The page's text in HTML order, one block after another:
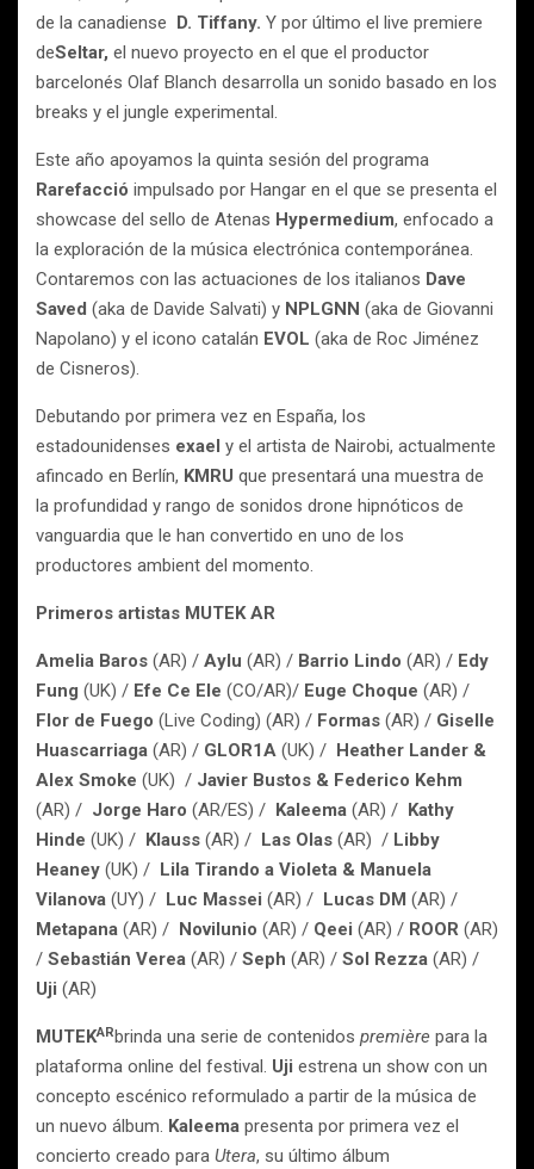
de la canadiense D. Tiffany. Y por último el live premiere
deSeltar, el nuevo proyecto en el que el productor
barcelonés Olaf Blanch desarrolla un sonido basado en los
breaks y el jungle experimental.
Este año apoyamos la quinta sesión del programa
Rarefacció impulsado por Hangar en el que se presenta el
showcase del sello de Atenas Hypermedium, enfocado a
la exploración de la música electrónica contemporánea.
Contaremos con las actuaciones de los italianos Dave
Saved (aka de Davide Salvati) y NPLGNN (aka de Giovanni
Napolano) y el icono catalán EVOL (aka de Roc Jiménez
de Cisneros).
Debutando por primera vez en España, los
estadounidenses exael y el artista de Nairobi, actualmente
afincado en Berlín, KMRU que presentará una muestra de
la profundidad y rango de sonidos drone hipnóticos de
vanguardia que le han convertido en uno de los
productores ambient del momento.
Primeros artistas MUTEK AR
Amelia Baros (AR) / Aylu (AR) / Barrio Lindo (AR) / Edy
Fung (UK) / Efe Ce Ele (CO/AR)/ Euge Choque (AR) /
Flor de Fuego (Live Coding) (AR) / Formas (AR) / Giselle
Huascarriaga (AR) / GLOR1A (UK) / Heather Lander &
Alex Smoke (UK) / Javier Bustos & Federico Kehm
(AR) / Jorge Haro (AR/ES) / Kaleema (AR) / Kathy
Hinde (UK) / Klauss (AR) / Las Olas (AR) / Libby
Heaney (UK) / Lila Tirando a Violeta & Manuela
Vilanova (UY) / Luc Massei (AR) / Lucas DM (AR) /
Metapana (AR) / Novilunio (AR) / Qeei (AR) / ROOR (AR)
/ Sebastián Verea (AR) / Seph (AR) / Sol Rezza (AR) /
Uji (AR)
MUTEKARbrinda una serie de contenidos première para la
plataforma online del festival. Uji estrena un show con un
concepto escénico reformulado a partir de la música de
un nuevo álbum. Kaleema presenta por primera vez el
concierto creado para Utera, su último álbum